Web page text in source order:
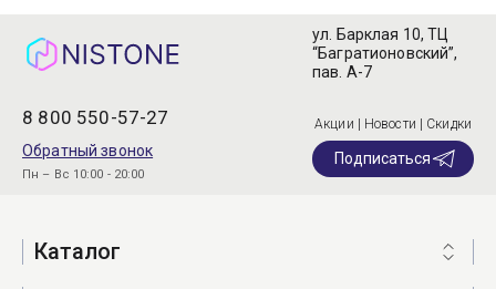
8 800 550-57-27
Обратный звонок
Пн – Вс 10:00 - 20:00
ул. Барклая 10, ТЦ
“Багратионовский”,
пав. А-7
Акции | Новости | Скидки
Подписаться
Каталог